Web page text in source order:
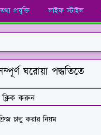
তথ্য প্রযুক্তি লাইফ স্টাইল
ঘরোয়া পদ্ধতিতে
ক্লিক করুন
চালু করার নিয়ম